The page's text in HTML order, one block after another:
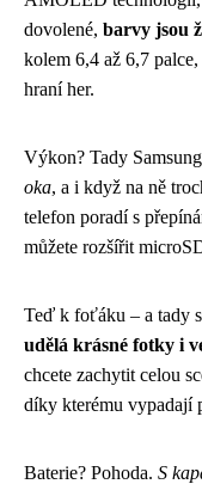
dovolené, barvy jsou
kolem 6,4 až 6,7
hraní her.
Výkon? Tady
oka, a i když na ně
telefon poradí s
můžete rozšířit
Teď k foťáku – a tady
udělá krásné fotky i
chcete zachytit celou
díky kterému vypadají
Baterie? Pohoda. S